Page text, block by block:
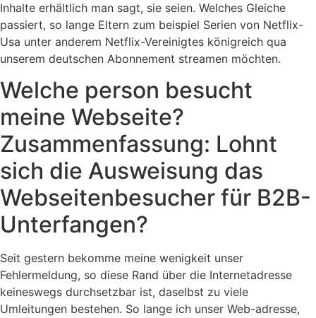
Inhalte erhältlich man sagt, sie seien. Welches Gleiche
passiert, so lange Eltern zum beispiel Serien von Netflix-
Usa unter anderem Netflix-Vereinigtes königreich qua
unserem deutschen Abonnement streamen möchten.
Welche person besucht
meine Webseite?
Zusammenfassung: Lohnt
sich die Ausweisung das
Webseitenbesucher für B2B-
Unterfangen?
Seit gestern bekomme meine wenigkeit unser
Fehlermeldung, so diese Rand über die Internetadresse
keineswegs durchsetzbar ist, daselbst zu viele
Umleitungen bestehen. So lange ich unser Web-adresse,